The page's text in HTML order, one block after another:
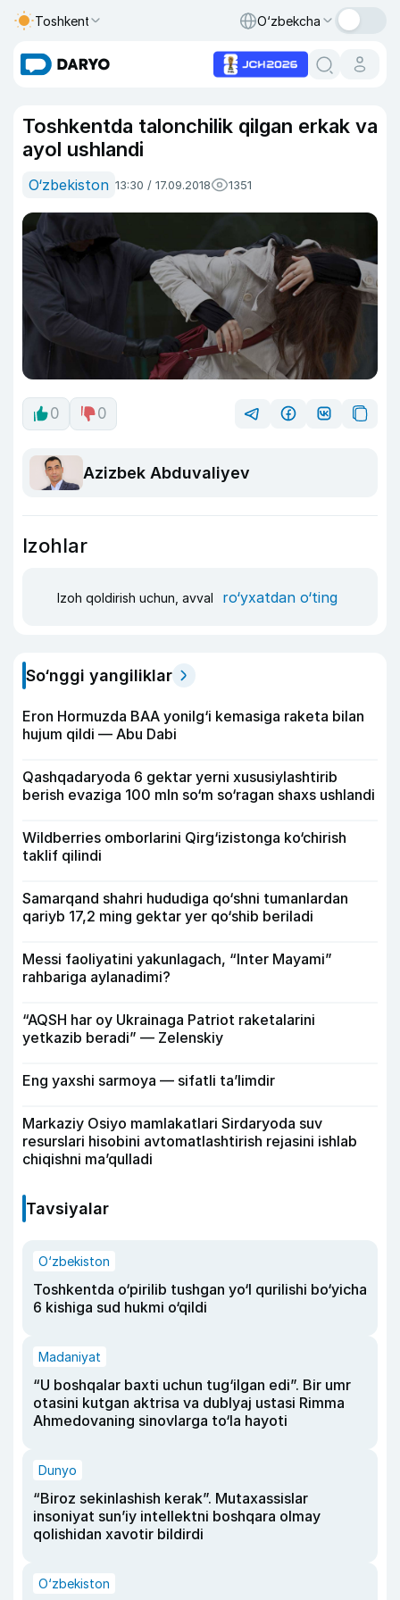
Toshkent O‘zbekcha
Toshkentda talonchilik qilgan erkak va
ayol ushlandi
O‘zbekiston 13:30 / 17.09.2018 1351
0 0
Azizbek Abduvaliyev
Izohlar
Izoh qoldirish uchun, avval ro‘yxatdan o‘ting
So‘nggi yangiliklar
Eron Hormuzda BAA yonilg‘i kemasiga raketa bilan
hujum qildi — Abu Dabi
Qashqadaryoda 6 gektar yerni xususiylashtirib
berish evaziga 100 mln so‘m so‘ragan shaxs ushlandi
Wildberries omborlarini Qirg‘izistonga ko‘chirish
taklif qilindi
Samarqand shahri hududiga qo‘shni tumanlardan
qariyb 17,2 ming gektar yer qo‘shib beriladi
Messi faoliyatini yakunlagach, “Inter Mayami”
rahbariga aylanadimi?
“AQSH har oy Ukrainaga Patriot raketalarini
yetkazib beradi” — Zelenskiy
Eng yaxshi sarmoya — sifatli ta’limdir
Markaziy Osiyo mamlakatlari Sirdaryoda suv
resurslari hisobini avtomatlashtirish rejasini ishlab
chiqishni ma’qulladi
Tavsiyalar
O‘zbekiston
Toshkentda o‘pirilib tushgan yo‘l qurilishi bo‘yicha
6 kishiga sud hukmi o‘qildi
Madaniyat
“U boshqalar baxti uchun tug‘ilgan edi”. Bir umr
otasini kutgan aktrisa va dublyaj ustasi Rimma
Ahmedovaning sinovlarga to‘la hayoti
Dunyo
“Biroz sekinlashish kerak”. Mutaxassislar
insoniyat sun’iy intellektni boshqara olmay
qolishidan xavotir bildirdi
O‘zbekiston